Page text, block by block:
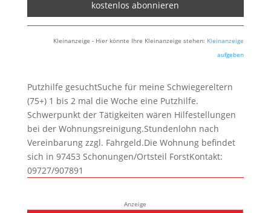
Kleinanzeige - Hier könnte Ihre Kleinanzeige stehen: Kleinanzeige
aufgeben
Putzhilfe gesuchtSuche für meine Schwiegereltern
(75+) 1 bis 2 mal die Woche eine Putzhilfe.
Schwerpunkt der Tätigkeiten wären Hilfestellungen
bei der Wohnungsreinigung.Stundenlohn nach
Vereinbarung zzgl. Fahrgeld.Die Wohnung befindet
sich in 97453 Schonungen/Ortsteil ForstKontakt:
09727/907891
Anzeige